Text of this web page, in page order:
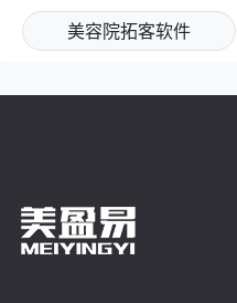
美容院拓客软件